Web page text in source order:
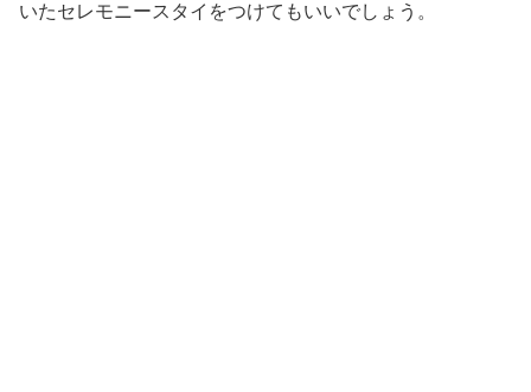
いたセレモニースタイをつけてもいいでしょう。